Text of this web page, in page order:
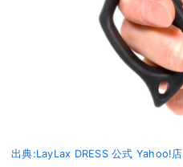
出典:LayLax DRESS 公式 Yahoo!店